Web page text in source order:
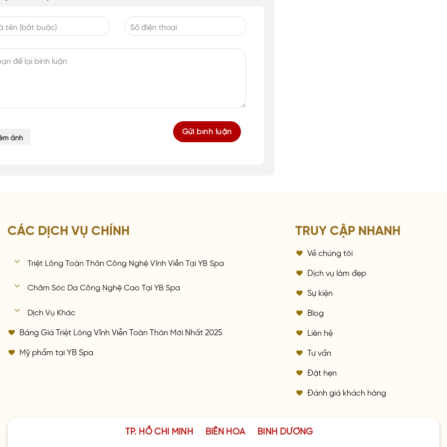
ảnh
CÁC DỊCH VỤ CHÍNH
Triệt Lông Toàn Thân Công Nghệ Vĩnh Viễn Tại YB Spa
Chăm Sóc Da Công Nghệ Cao Tại YB Spa
Dịch Vụ Khác
Bảng Giá Triệt Lông Vĩnh Viễn Toàn Thân Mới Nhất 2025
Mỹ phẩm tại YB Spa
TRUY CẬP NHANH
Về chúng tôi
Dịch vụ làm đẹp
Sự kiện
Blog
Liên hệ
Tư vấn
Đặt hẹn
Đánh giá khách hàng
TP. HỒ CHÍ MINH BIÊN HÒA BÌNH DƯƠNG